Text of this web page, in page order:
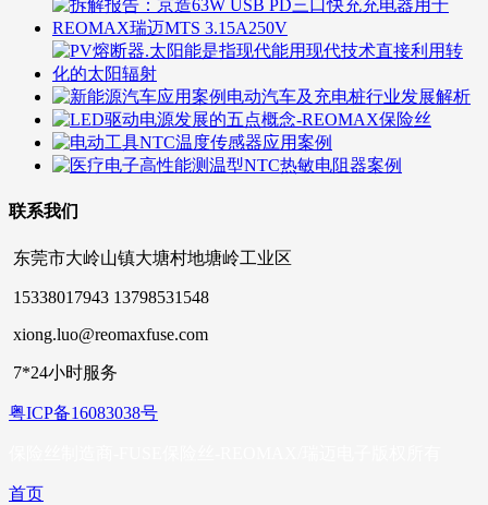
联系我们
东莞市大岭山镇大塘村地塘岭工业区
15338017943 13798531548
xiong.luo@reomaxfuse.com
7*24小时服务
粤ICP备16083038号
首页